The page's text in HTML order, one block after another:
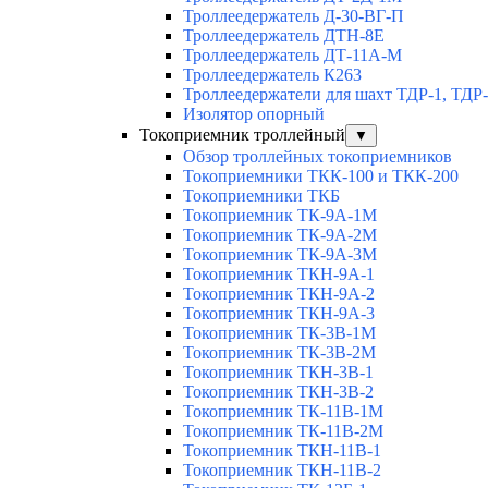
Троллеедержатель Д-30-ВГ-П
Троллеедержатель ДТН-8Е
Троллеедержатель ДТ-11А-М
Троллеедержатель К263
Троллеедержатели для шахт ТДР-1,
Изолятор опорный
Токоприемник троллейный
▼
Обзор троллейных токоприемников
Токоприемники ТКК-100 и ТКК-200
Токоприемники ТКБ
Токоприемник ТК-9А-1М
Токоприемник ТК-9А-2М
Токоприемник ТК-9А-3М
Токоприемник ТКН-9А-1
Токоприемник ТКН-9А-2
Токоприемник ТКН-9А-3
Токоприемник ТК-3В-1М
Токоприемник ТК-3В-2М
Токоприемник ТКН-3В-1
Токоприемник ТКН-3В-2
Токоприемник ТК-11В-1М
Токоприемник ТК-11В-2М
Токоприемник ТКН-11В-1
Токоприемник ТКН-11В-2